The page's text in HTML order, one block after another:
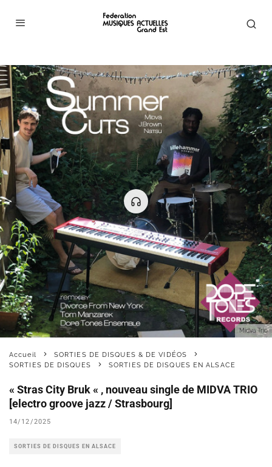
Midva Trio
Accueil
SORTIES DE DISQUES & DE VIDÉOS
SORTIES DE DISQUES
SORTIES DE DISQUES EN ALSACE
« Stras City Bruk « , nouveau single de MIDVA TRIO
[electro groove jazz / Strasbourg]
14/12/2025
SORTIES DE DISQUES EN ALSACE